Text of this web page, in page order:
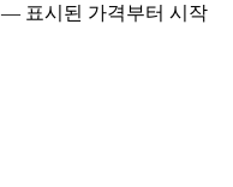
— 표시된 가격부터 시작